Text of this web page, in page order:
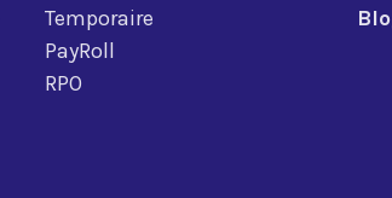
Temporaire
PayRoll
RPO